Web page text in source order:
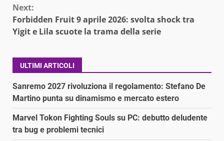
Next:
Forbidden Fruit 9 aprile 2026: svolta shock tra
Yigit e Lila scuote la trama della serie
ULTIMI ARTICOLI
Sanremo 2027 rivoluziona il regolamento: Stefano De
Martino punta su dinamismo e mercato estero
Marvel Tokon Fighting Souls su PC: debutto deludente
tra bug e problemi tecnici